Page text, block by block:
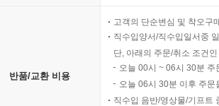
반품/교환 비용
고객의 단순변심 및 착오구
직수입양서/직수입일서중
단, 아래의 주문/취소 조건
오늘 00시 ~ 06시 30분
오늘 06시 30분 이후 주
직수입 음반/영상물/기프트